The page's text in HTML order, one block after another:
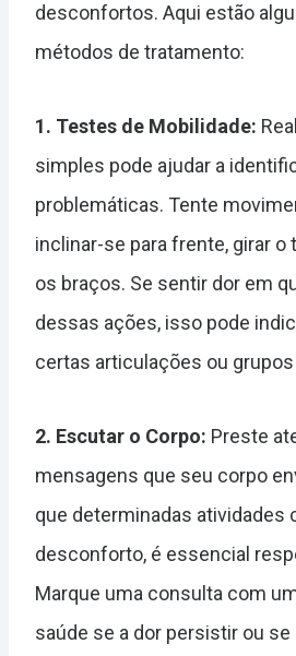
desconfortos. Aqui estão
métodos de tratamento:
1. Testes de Mobilidade:
simples pode ajudar a
problemáticas. Tente
inclinar-se para frente, girar o
os braços. Se sentir dor em
dessas ações, isso pode
certas articulações ou
2. Escutar o Corpo: Preste
mensagens que seu corpo
que determinadas atividades
desconforto, é essencial
Marque uma consulta com
saúde se a dor persistir ou